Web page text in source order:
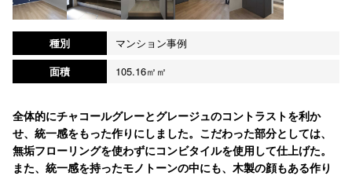
種別
マンション事例
面積
105.16㎡㎡
全体的にチャコールグレーとグレージュのコントラストを利か
せ、統一感をもった作りにしました。こだわった部分としては、
無垢フローリングを使わずにコンビタイルを使用して仕上げた。
また、統一感を持ったモノトーンの中にも、木製の顔もある作り